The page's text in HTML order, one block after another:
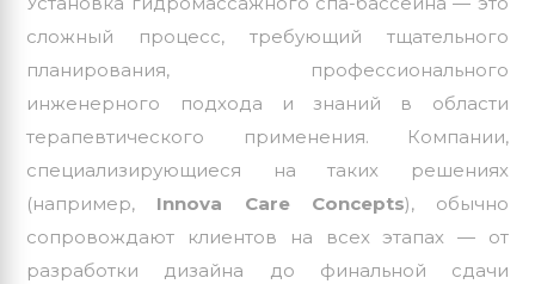
сложный процесс, требующий тщательного
планирования, профессионального
инженерного подхода и знаний в области
терапевтического применения. Компании,
специализирующиеся на таких решениях
(например, Innova Care Concepts), обычно
сопровождают клиентов на всех этапах — от
разработки дизайна до финальной сдачи